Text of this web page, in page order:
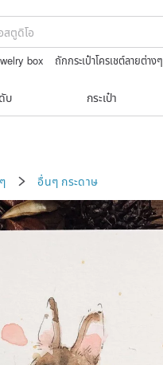
box ถักกระเป๋าโครเชต์ลายต่างๆ
บ กระเป๋า
อื่นๆ กระดาษ